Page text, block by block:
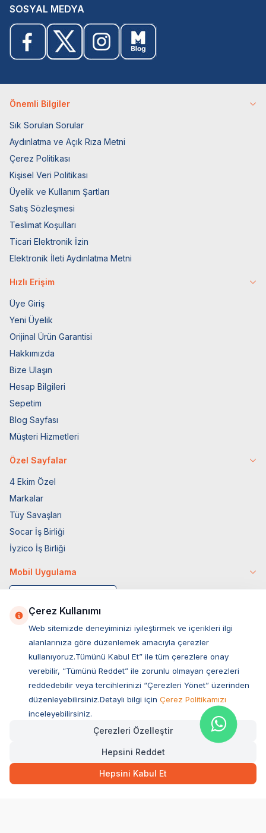
2.710,65 Hızlı Teslimat Kargo Bedava
SEPETE EKLE
SOSYAL MEDYA
Önemli Bilgiler
Sık Sorulan Sorular
Aydınlatma ve Açık Rıza Metni
Çerez Politikası
Kişisel Veri Politikası
Üyelik ve Kullanım Şartları
Satış Sözleşmesi
Teslimat Koşulları
Ticari Elektronik İzin
Elektronik İleti Aydınlatma Metni
Hızlı Erişim
Üye Giriş
Yeni Üyelik
Orijinal Ürün Garantisi
Hakkımızda
Bize Ulaşın
Hesap Bilgileri
Sepetim
Blog Sayfası
Müşteri Hizmetleri
Özel Sayfalar
4 Ekim Özel
Markalar
Tüy Savaşları
Socar İş Birliği
İyzico İş Birliği
Mobil Uygulama
Müşteri Hizmetleri
Sıkça Sorulan Sorular
Ovacık Mah. Hacıoğlu Sok. No:13 Başiskele / KOCAELİ
Müşteri Destek Hattı
Çerez Kullanımı
Web sitemizde deneyiminizi iyileştirmek ve içerikleri ilgi
alanlarınıza göre düzenlemek amacıyla çerezler
kullanıyoruz.Tümünü Kabul Et” ile tüm çerezlere onay
verebilir, “Tümünü Reddet” ile zorunlu olmayan çerezleri
reddedebilir veya tercihlerinizi “Çerezleri Yönet” üzerinden
düzenleyebilirsiniz.Detaylı bilgi için Çerez Politikamızı
inceleyebilirsiniz.
Çerezleri Özelleştir
Hepsini Reddet
Hepsini Kabul Et